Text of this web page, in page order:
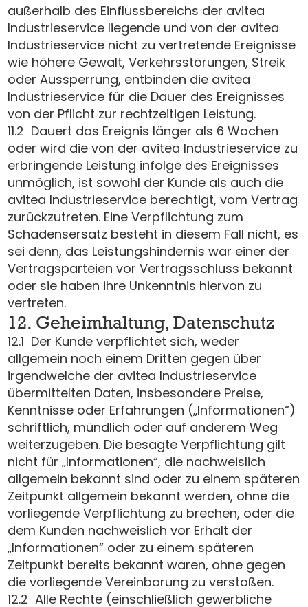
außerhalb des Einflussbereichs der avitea
Industrieservice liegende und von der avitea
Industrieservice nicht zu vertretende Ereignisse
wie höhere Gewalt, Verkehrsstörungen, Streik
oder Aussperrung, entbinden die avitea
Industrieservice für die Dauer des Ereignisses
von der Pflicht zur rechtzeitigen Leistung.
11.2 Dauert das Ereignis länger als 6 Wochen
oder wird die von der avitea Industrieservice zu
erbringende Leistung infolge des Ereignisses
unmöglich, ist sowohl der Kunde als auch die
avitea Industrieservice berechtigt, vom Vertrag
zurückzutreten. Eine Verpflichtung zum
Schadensersatz besteht in diesem Fall nicht, es
sei denn, das Leistungshindernis war einer der
Vertragsparteien vor Vertragsschluss bekannt
oder sie haben ihre Unkenntnis hiervon zu
vertreten.
12. Geheimhaltung, Datenschutz
12.1 Der Kunde verpflichtet sich, weder
allgemein noch einem Dritten gegen über
irgendwelche der avitea Industrieservice
übermittelten Daten, insbesondere Preise,
Kenntnisse oder Erfahrungen („Informationen“)
schriftlich, mündlich oder auf anderem Weg
weiterzugeben. Die besagte Verpflichtung gilt
nicht für „Informationen“, die nachweislich
allgemein bekannt sind oder zu einem späteren
Zeitpunkt allgemein bekannt werden, ohne die
vorliegende Verpflichtung zu brechen, oder die
dem Kunden nachweislich vor Erhalt der
„Informationen“ oder zu einem späteren
Zeitpunkt bereits bekannt waren, ohne gegen
die vorliegende Vereinbarung zu verstoßen.
12.2 Alle Rechte (einschließlich gewerbliche